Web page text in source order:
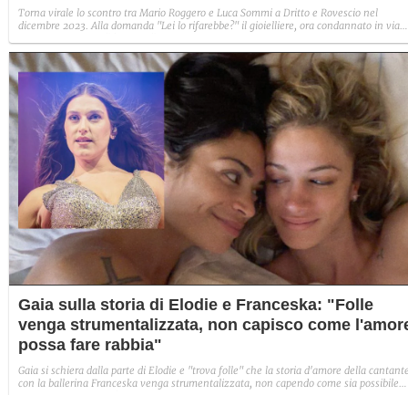
Torna virale lo scontro tra Mario Roggero e Luca Sommi a Dritto e Rovescio nel
dicembre 2023. Alla domanda "Lei lo rifarebbe?" il gioielliere, ora condannato in via
Gaia sulla storia di Elodie e Franceska: "Folle
venga strumentalizzata, non capisco come
possa fare rabbia"
Gaia si schiera dalla parte di Elodie e "trova folle" che la storia d'amore della
con la ballerina Franceska venga strumentalizzata, non capendo come sia possibile